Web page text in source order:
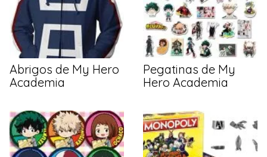
Abrigos de My Hero
Academia
Pegatinas de My
Hero Academia